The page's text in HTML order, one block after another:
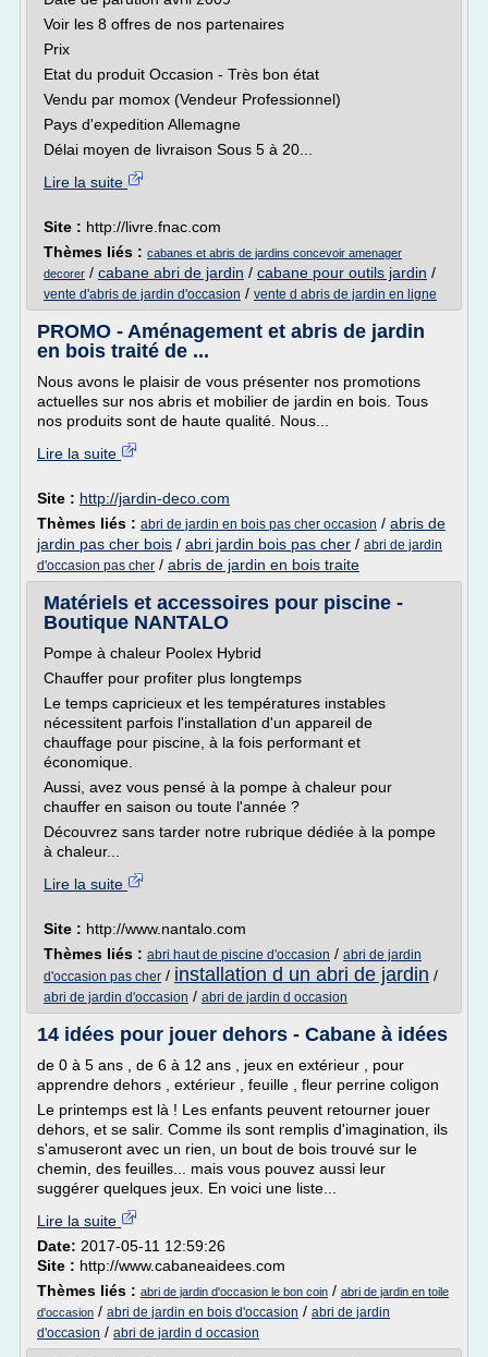
Voir les 8 offres de nos partenaires
Prix
Etat du produit Occasion - Très bon état
Vendu par momox (Vendeur Professionnel)
Pays d'expedition Allemagne
Délai moyen de livraison Sous 5 à 20...
Lire la suite
Site : http://livre.fnac.com
Thèmes liés : cabanes et abris de jardins concevoir amenager
decorer / cabane abri de jardin / cabane pour outils jardin /
vente d'abris de jardin d'occasion / vente d abris de jardin en ligne
PROMO - Aménagement et abris de jardin
en bois traité de ...
Nous avons le plaisir de vous présenter nos promotions
actuelles sur nos abris et mobilier de jardin en bois. Tous
nos produits sont de haute qualité. Nous...
Lire la suite
Site : http://jardin-deco.com
Thèmes liés : abri de jardin en bois pas cher occasion / abris de
jardin pas cher bois / abri jardin bois pas cher / abri de jardin
d'occasion pas cher / abris de jardin en bois traite
Matériels et accessoires pour piscine -
Boutique NANTALO
Pompe à chaleur Poolex Hybrid
Chauffer pour profiter plus longtemps
Le temps capricieux et les températures instables
nécessitent parfois l'installation d'un appareil de
chauffage pour piscine, à la fois performant et
économique.
Aussi, avez vous pensé à la pompe à chaleur pour
chauffer en saison ou toute l'année ?
Découvrez sans tarder notre rubrique dédiée à la pompe
à chaleur...
Lire la suite
Site : http://www.nantalo.com
Thèmes liés : abri haut de piscine d'occasion / abri de jardin
d'occasion pas cher / installation d un abri de jardin /
abri de jardin d'occasion / abri de jardin d occasion
14 idées pour jouer dehors - Cabane à idées
de 0 à 5 ans , de 6 à 12 ans , jeux en extérieur , pour
apprendre dehors , extérieur , feuille , fleur perrine coligon
Le printemps est là ! Les enfants peuvent retourner jouer
dehors, et se salir. Comme ils sont remplis d'imagination, ils
s'amuseront avec un rien, un bout de bois trouvé sur le
chemin, des feuilles... mais vous pouvez aussi leur
suggérer quelques jeux. En voici une liste...
Lire la suite
Date: 2017-05-11 12:59:26
Site : http://www.cabaneaidees.com
Thèmes liés : abri de jardin d'occasion le bon coin / abri de jardin en toile
d'occasion / abri de jardin en bois d'occasion / abri de jardin
d'occasion / abri de jardin d occasion